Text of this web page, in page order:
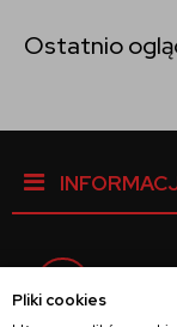
Pliki cookies
Ostatnio